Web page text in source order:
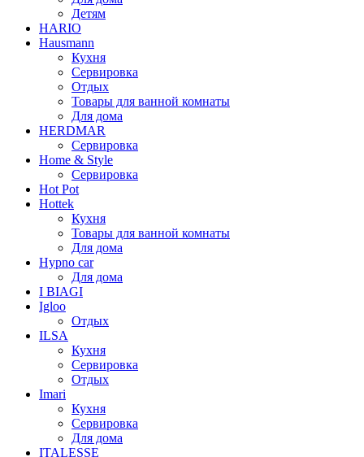
Детям
HARIO
Hausmann
Кухня
Сервировка
Отдых
Товары для ванной комнаты
Для дома
HERDMAR
Сервировка
Home & Style
Сервировка
Hot Pot
Hottek
Кухня
Товары для ванной комнаты
Для дома
Hypno car
Для дома
I BIAGI
Igloo
Отдых
ILSA
Кухня
Сервировка
Отдых
Imari
Кухня
Сервировка
Для дома
ITALESSE